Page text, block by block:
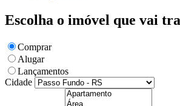
Escolha o imóvel que vai
Comprar
Alugar
Lançamentos
Cidade